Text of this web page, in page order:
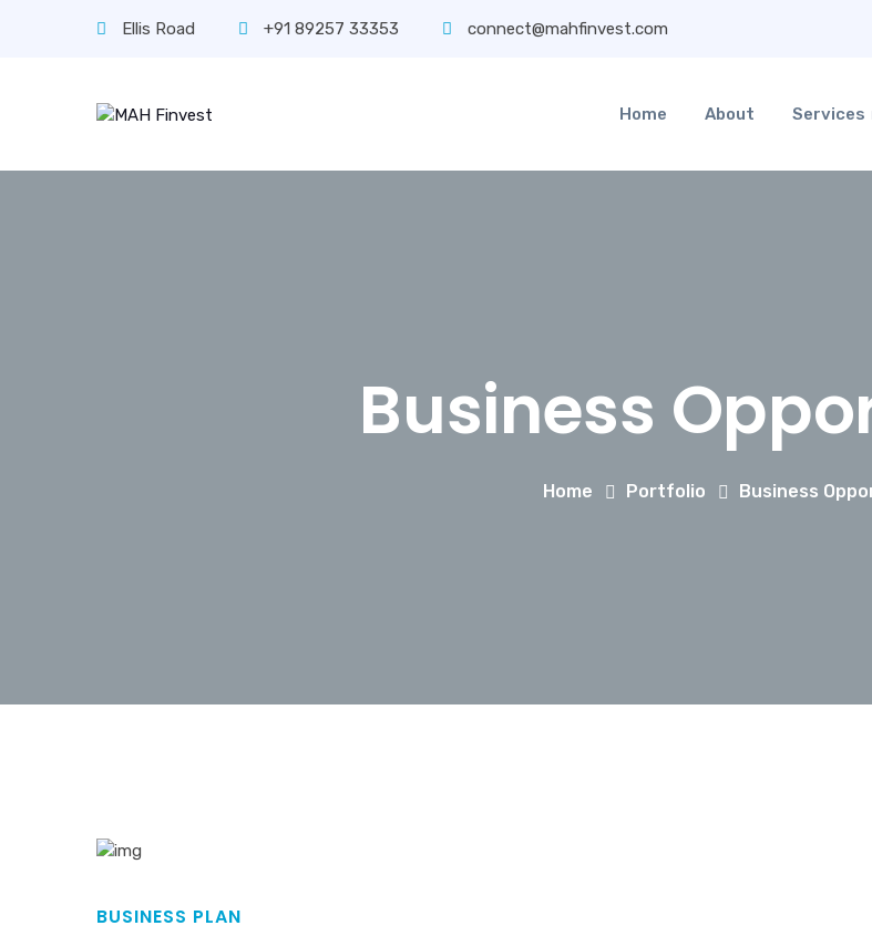
Ellis Road +91 89257 33353 connect@mahfinvest.com
Home About Services
Business
Home Portfolio Business
BUSINESS PLAN